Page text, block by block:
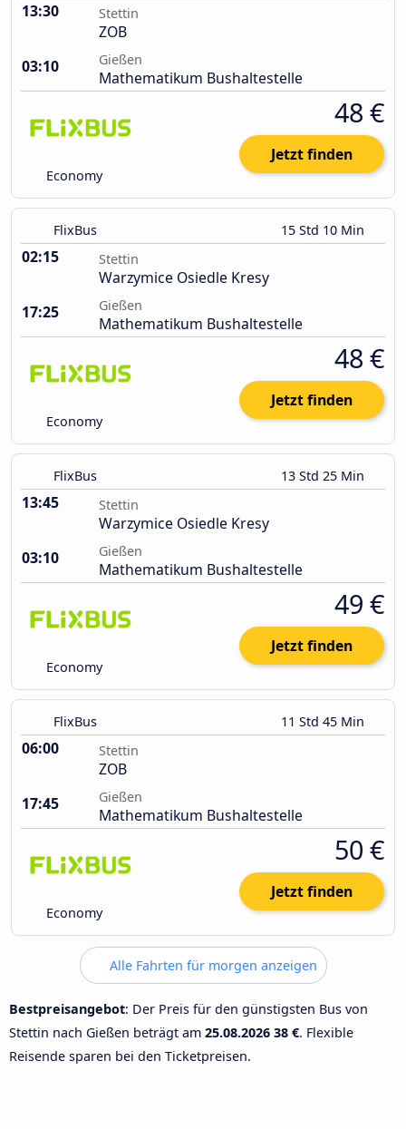
13:30 Stettin
ZOB
03:10
Gießen
Mathematikum Bushaltestelle
Economy
48 €
Jetzt finden
FlixBus 15 Std 10 Min
02:15 Stettin
Warzymice Osiedle Kresy
17:25
Gießen
Mathematikum Bushaltestelle
Economy
48 €
Jetzt finden
FlixBus 13 Std 25 Min
13:45 Stettin
Warzymice Osiedle Kresy
03:10
Gießen
Mathematikum Bushaltestelle
Economy
49 €
Jetzt finden
FlixBus 11 Std 45 Min
06:00 Stettin
ZOB
17:45
Gießen
Mathematikum Bushaltestelle
Economy
50 €
Jetzt finden
Alle Fahrten für morgen anzeigen
Bestpreisangebot: Der Preis für den günstigsten Bus von
Stettin nach Gießen beträgt am 25.08.2026 38 €. Flexible
Reisende sparen bei den Ticketpreisen.